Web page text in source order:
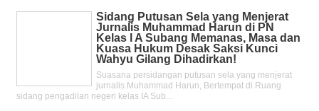
Sidang Putusan Sela yang Menjerat
Jurnalis Muhammad Harun di PN
Kelas l A Subang Memanas, Masa dan
Kuasa Hukum Desak Saksi Kunci
Wahyu Gilang Dihadirkan!
Suasana persidangan putusan sela yang menjerat
jurnalis Muhammad Harun, Bertempat di Ruang
sidang pengadilan negeri kelas IA Sub...